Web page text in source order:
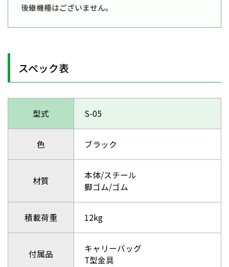
後継機種はございません。
スペック表
型式 S-05
色 ブラック
材質
本体/スチール
脚ゴム/ゴム
積載荷重 12kg
付属品
キャリーバッグ
T型金具